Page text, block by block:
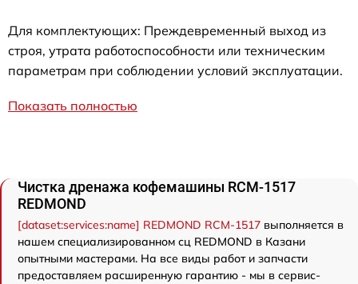
Для комплектующих: Преждевременный выход из
строя, утрата работоспособности или техническим
параметрам при соблюдении условий эксплуатации.
Показать полностью
Чистка дренажа кофемашины RCM-1517
REDMOND
[dataset:services:name] REDMOND RCM-1517 выполняется в
нашем специализированном сц REDMOND в Казани
опытными мастерами. На все виды работ и запчасти
предоставляем расширенную гарантию - мы в сервис-